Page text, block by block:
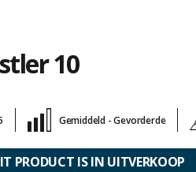
10
Gemiddeld - Gevorderde
PRODUCT IS IN UITVERKOOP